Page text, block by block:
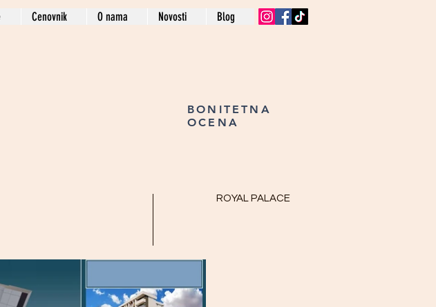
Cenovnik O nama Novosti Blog
BONITETNA
OCENA
ROYAL PALACE